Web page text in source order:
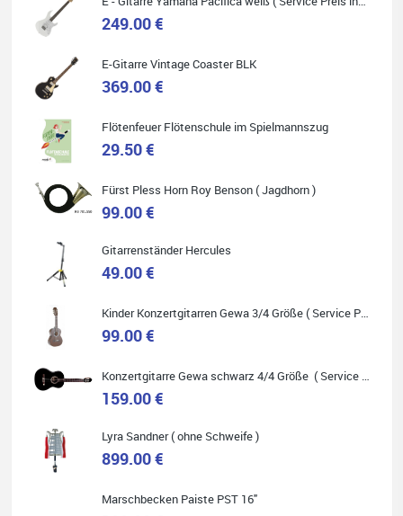
Quelle: Google-Rezension
Helene Balluff
Das Musikhaus Stöppel ist super!
Ich habe eine Westerngitarre gekauft.
Die Qualität und das Preis-Leistungsverhältnis sind erstaunlich.
möchte.
Carsten Spiegel
Ich war auf der Suche nach einem neuen Keyboard und bin
begeistert: ich bin super beraten worden, aktuell natürlich nur
wurde alles zusammengestellt, so dass ich alles nur noch
249.00 €
E-Gitarre Vintage Coaster BLK
369.00 €
Flötenfeuer Flötenschule im Spielmannszug
29.50 €
Fürst Pless Horn Roy Benson ( Jagdhorn )
99.00 €
Gitarrenständer Hercules
49.00 €
Kinder Konzertgitarren Gewa 3/4 Größe ( Service Preis inkl. Werkstatt Service )
99.00 €
Konzertgitarre Gewa schwarz 4/4 Größe ( Service Preis inkl. Werkstatt Service )
159.00 €
Lyra Sandner ( ohne Schweife )
899.00 €
Marschbecken Paiste PST 16"